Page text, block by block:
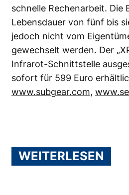
schnelle Rechenarbeit. Die
Lebensdauer von fünf bis
jedoch nicht vom
gewechselt werden. Der
Infrarot-Schnittstelle
sofort für 599 Euro
www.subgear.com,
WEITERLESEN